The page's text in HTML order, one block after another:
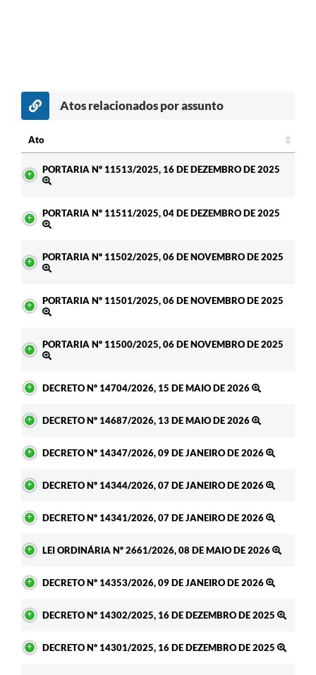
Atos relacionados por assunto
Ato
PORTARIA Nº 11513/2025, 16 DE DEZEMBRO DE 2025
PORTARIA Nº 11511/2025, 04 DE DEZEMBRO DE 2025
PORTARIA Nº 11502/2025, 06 DE NOVEMBRO DE 2025
PORTARIA Nº 11501/2025, 06 DE NOVEMBRO DE 2025
PORTARIA Nº 11500/2025, 06 DE NOVEMBRO DE 2025
DECRETO Nº 14704/2026, 15 DE MAIO DE 2026
DECRETO Nº 14687/2026, 13 DE MAIO DE 2026
DECRETO Nº 14347/2026, 09 DE JANEIRO DE 2026
DECRETO Nº 14344/2026, 07 DE JANEIRO DE 2026
DECRETO Nº 14341/2026, 07 DE JANEIRO DE 2026
LEI ORDINÁRIA Nº 2661/2026, 08 DE MAIO DE 2026
DECRETO Nº 14353/2026, 09 DE JANEIRO DE 2026
DECRETO Nº 14302/2025, 16 DE DEZEMBRO DE 2025
DECRETO Nº 14301/2025, 16 DE DEZEMBRO DE 2025